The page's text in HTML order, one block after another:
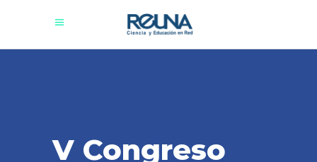
V Congreso